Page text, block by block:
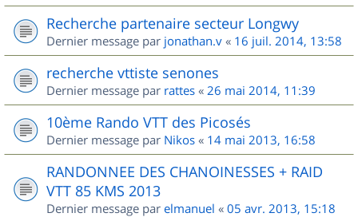
Recherche partenaire secteur Longwy
Dernier message par jonathan.v « 16 juil. 2014, 13:58
recherche vttiste senones
Dernier message par rattes « 26 mai 2014, 11:39
10ème Rando VTT des Picosés
Dernier message par Nikos « 14 mai 2013, 16:58
RANDONNEE DES CHANOINESSES + RAID
VTT 85 KMS 2013
Dernier message par elmanuel « 05 avr. 2013, 15:18